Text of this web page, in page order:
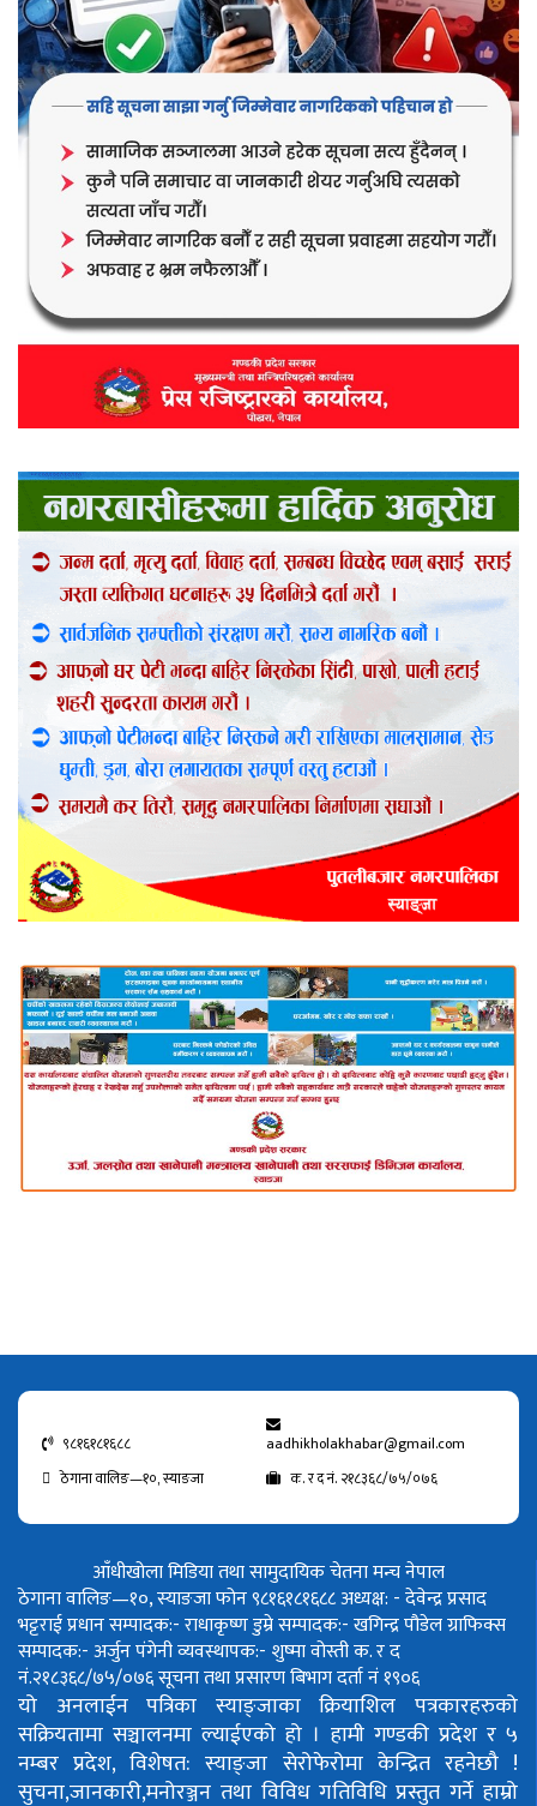
९८१६१८१६८८
aadhikholakhabar@gmail.com
ठेगाना वालिङ—१०, स्याङजा
क. र द नं. २१८३६८/७५/०७६
आँधीखोला मिडिया तथा सामुदायिक चेतना मन्च नेपाल
ठेगाना वालिङ—१०, स्याङजा फोन ९८१६१८१६८८अध्यक्ष: - देवेन्द्र प्रसाद
भट्टराईप्रधान सम्पादक:- राधाकृष्ण डुम्रेसम्पादक:- खगिन्द्र पौडेलग्राफिक्स
सम्पादक:- अर्जुन पंगेनीव्यवस्थापक:- शुष्मा वोस्तीक. र द
नं.२१८३६८/७५/०७६सूचना तथा प्रसारण बिभाग दर्ता नं १९०६
यो अनलाईन पत्रिका स्याङ्जाका क्रियाशिल पत्रकारहरुको
सक्रियतामा सञ्चालनमा ल्याईएको हो । हामी गण्डकी प्रदेश र ५
नम्बर प्रदेश, विशेषत: स्याङ्जा सेरोफेरोमा केन्द्रित रहनेछौ !
सुचना,जानकारी,मनोरञ्जन तथा विविध गतिविधि प्रस्तुत गर्ने हाम्रो